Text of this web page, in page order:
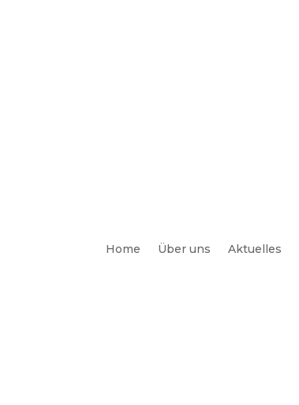
Home Über uns Aktuelles